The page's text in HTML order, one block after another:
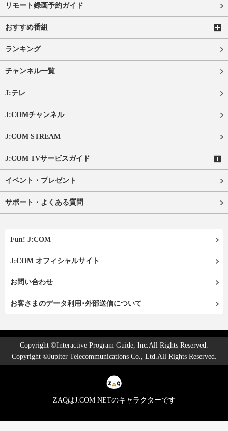
リモート録画予約ガイド
おすすめ番組
ランキング
チャンネル一覧
J:テレ
J:COMチャンネル
J:COM STREAM
J:COM TVサービスガイド
イベント・プレゼント
サポート・よくある質問
Fun! J:COM
J:COM オフィシャルサイト
お問い合わせ
お客さまのデータ利用･外部送信について
Copyright ©Interactive Program Guide, Inc.All Rights Reserved.
Copyright ©Jupiter Telecommunications Co., Ltd.All Rights Reserved.
ZAQはJ:COM NETのキャラクターです